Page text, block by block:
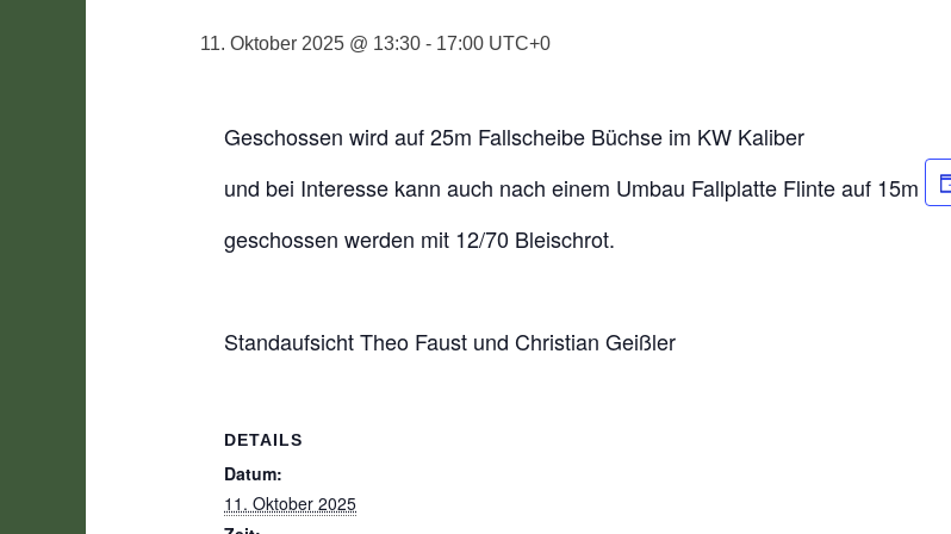
11. Oktober 2025 @ 13:30 - 17:00 UTC+0
Geschossen wird auf 25m Fallscheibe Büchse im KW Kaliber
und bei Interesse kann auch nach einem Umbau Fallplatte Flinte auf 15m
geschossen werden mit 12/70 Bleischrot.
Standaufsicht Theo Faust und Christian Geißler
DETAILS
Datum:
11. Oktober 2025